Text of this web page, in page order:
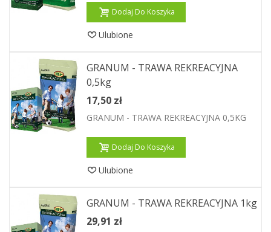
Dodaj Do Koszyka
Ulubione
GRANUM - TRAWA REKREACYJNA
0,5kg
17,50 zł
GRANUM - TRAWA REKREACYJNA 0,5KG
Dodaj Do Koszyka
Ulubione
GRANUM - TRAWA REKREACYJNA 1kg
29,91 zł